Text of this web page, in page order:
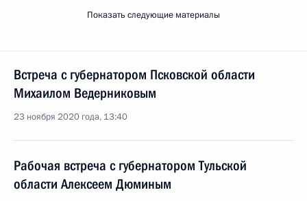
Показать следующие материалы
Встреча с губернатором Псковской области
Михаилом Ведерниковым
23 ноября 2020 года, 13:40
Рабочая встреча с губернатором Тульской
области Алексеем Дюминым